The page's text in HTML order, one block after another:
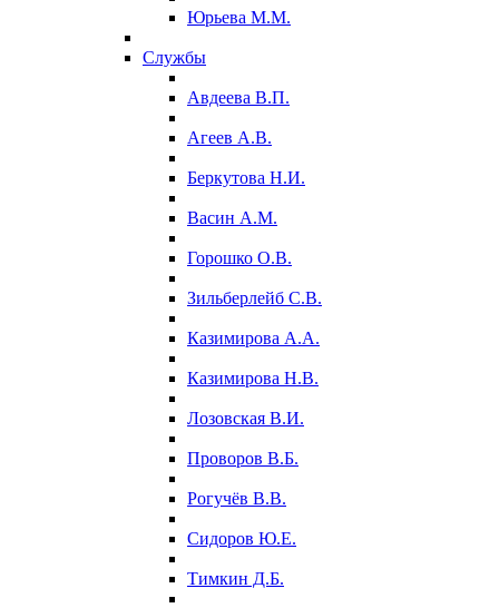
Юрьева М.М.
Службы
Авдеева В.П.
Агеев А.В.
Беркутова Н.И.
Васин А.М.
Горошко О.В.
Зильберлейб С.В.
Казимирова А.А.
Казимирова Н.В.
Лозовская В.И.
Проворов В.Б.
Рогучёв В.В.
Сидоров Ю.Е.
Тимкин Д.Б.